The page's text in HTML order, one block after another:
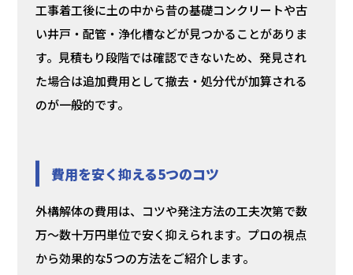
工事着工後に土の中から昔の基礎コンクリートや古
い井戸・配管・浄化槽などが見つかることがありま
す。見積もり段階では確認できないため、発見され
た場合は追加費用として撤去・処分代が加算される
のが一般的です。
費用を安く抑える5つのコツ
外構解体の費用は、コツや発注方法の工夫次第で数
万〜数十万円単位で安く抑えられます。プロの視点
から効果的な5つの方法をご紹介します。